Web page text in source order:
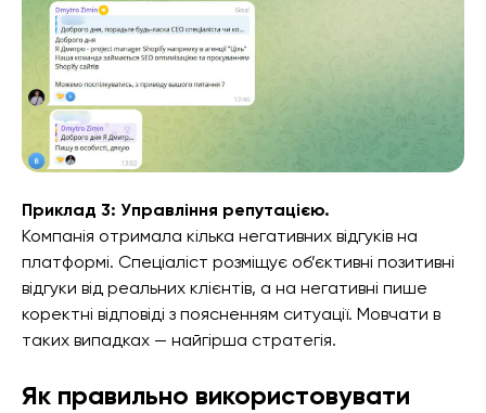
Приклад 3: Управління репутацією.
Компанія отримала кілька негативних відгуків на
платформі. Спеціаліст розміщує об’єктивні позитивні
відгуки від реальних клієнтів, а на негативні пише
коректні відповіді з поясненням ситуації. Мовчати в
таких випадках — найгірша стратегія.
Як правильно використовувати